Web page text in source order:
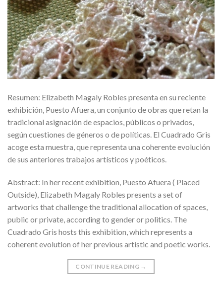
Resumen: Elizabeth Magaly Robles presenta en su reciente
exhibición, Puesto Afuera, un conjunto de obras que retan la
tradicional asignación de espacios, públicos o privados,
según cuestiones de géneros o de políticas. El Cuadrado Gris
acoge esta muestra, que representa una coherente evolución
de sus anteriores trabajos artísticos y poéticos.
Abstract: In her recent exhibition, Puesto Afuera ( Placed
Outside), Elizabeth Magaly Robles presents a set of
artworks that challenge the traditional allocation of spaces,
public or private, according to gender or politics. The
Cuadrado Gris hosts this exhibition, which represents a
coherent evolution of her previous artistic and poetic works.
CONTINUE READING →